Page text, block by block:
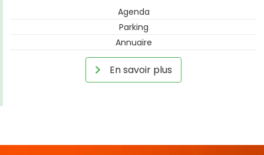
Agenda
Parking
Annuaire
En savoir plus